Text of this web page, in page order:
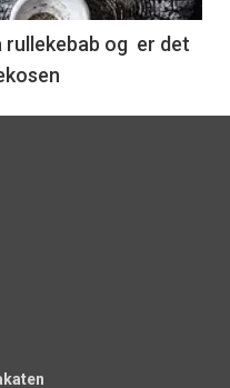
rullekebab og er det